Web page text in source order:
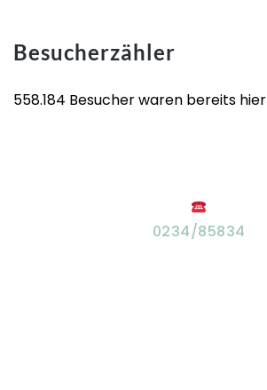
Besucherzähler
558.184 Besucher waren bereits hier
0234/85834